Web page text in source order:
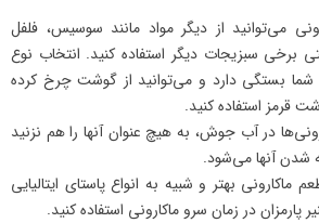
می‌توانید از دیگر مواد مانند سوسیس، فلفل
برخی سبزیجات دیگر استفاده کنید. انتخاب نوع
بستگی دارد و می‌توانید از گوشت چرخ کرده
قرمز استفاده کنید.
در آب جوش، به هیچ عنوان آنها را هم نزنید
شدن آنها می‌شود.
ماکارونی بهتر و شبیه به انواع پاستای ایتالیایی
پارمزان در زمان سرو ماکارونی استفاده کنید.